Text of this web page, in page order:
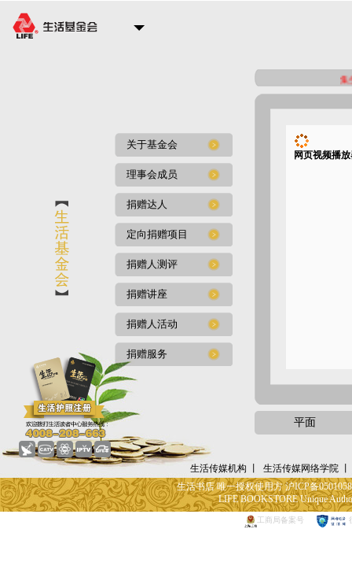
集
关于基金会
理事会成员
捐赠达人
定向捐赠项目
捐赠人测评
捐赠讲座
捐赠人活动
捐赠服务
网页视频播
平面
生活传媒机构 生活传媒网络学院丨
生活书店 唯一授权使用方 沪ICP备
LIFE BOOKSTORE Unique
工商局备案号